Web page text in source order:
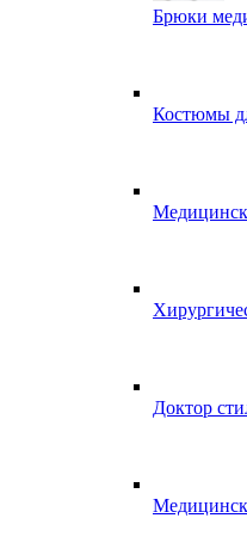
Брюки
Костюмы
Доктор